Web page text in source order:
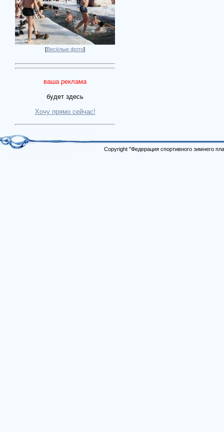
[Весёлые фото]
ваша реклама
будет здесь
Хочу прямо сейчас!
Copyright "Федерация спортивного зимнего